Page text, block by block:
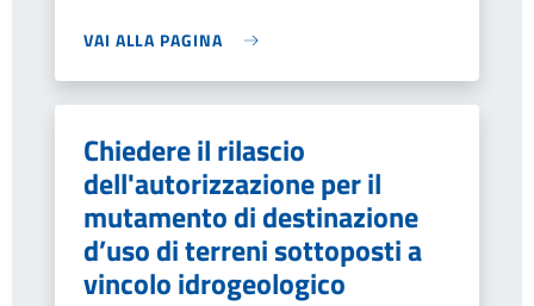
VAI ALLA PAGINA
Chiedere il rilascio
dell'autorizzazione per il
mutamento di destinazione
d’uso di terreni sottoposti a
vincolo idrogeologico